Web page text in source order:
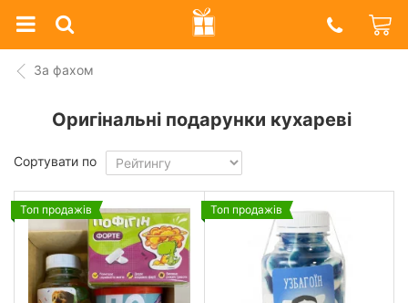
Prazdnik
Shop
За фахом
Оригінальні подарунки кухареві
Сортувати по
Топ продажів Топ продажів